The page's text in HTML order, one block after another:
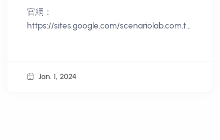
Youth Employment
Development Plan
官網：
https://sites.google.com/scenariolab.com.tw
Jan. 1, 2024